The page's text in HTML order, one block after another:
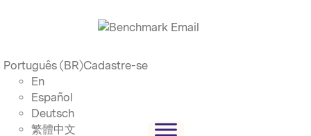
Português (BR)
En
Español
Deutsch
繁體中文
Cadastre-se